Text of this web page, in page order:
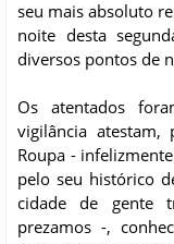
seu mais absoluto
noite desta
diversos pontos de
Os atentados
vigilância
Roupa -
pelo seu histórico
cidade de gente
prezamos -,